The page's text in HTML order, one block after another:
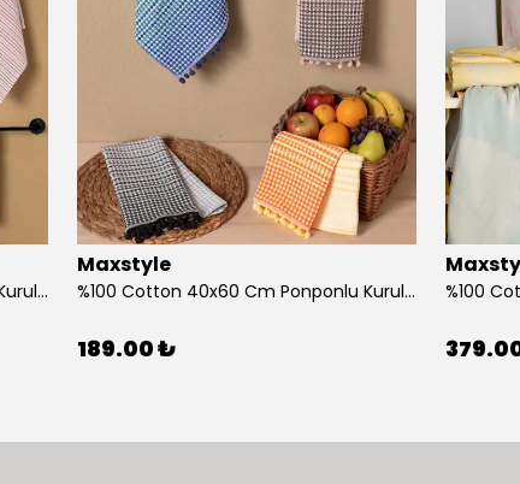
%100 Cotton 40x60 Cm Peştamal Kurulama Bezi 4 Lü Set
Maxstyle
%100 Cotton 40x60 Cm Ponponlu Kurulama Bezi Tekli
189.00 ₺